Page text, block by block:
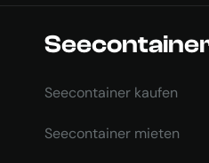
Seecontainer kaufen
Seecontainer mieten